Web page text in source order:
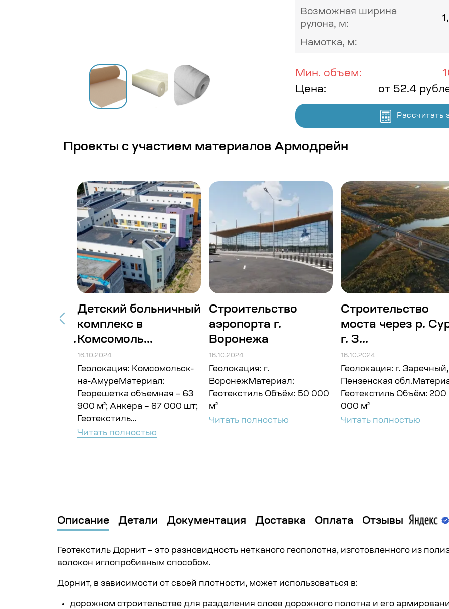
Возможная ширина
рулона, м:
Намотка, м:
Мин. объем:
Цена:
от 52.4
Рассчитать
Проекты с участием материалов Армодрейн
Детский больничный
комплекс в
Комсомоль...
16.10.2024
Геолокация: Комсомольск-
на-АмуреМатериал:
Георешетка объемная – 63
900 м²; Анкера – 67 000 шт;
Геотекстиль...
Читать полностью
Строительство
аэропорта г.
Воронежа
16.10.2024
Геолокация: г.
ВоронежМатериал:
Геотекстиль Объём: 50 000
м²
Читать полностью
Строительство
моста через р.
г. З...
16.10.2024
Геолокация: г. Заречный,
Пензенская
Геотекстиль Объём: 200
000 м²
Читать полностью
Описание Детали Документация Доставка Оплата Отзывы
Геотекстиль Дорнит – это разновидность нетканого геополотна, изготовленного из
волокон иглопробивным способом.
Дорнит, в зависимости от своей плотности, может использоваться в:
дорожном строительстве для разделения слоев дорожного полотна и его